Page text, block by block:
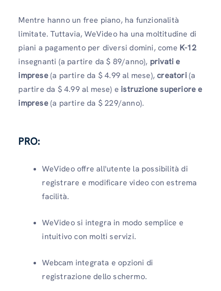
Mentre hanno un free piano, ha funzionalità
limitate. Tuttavia, WeVideo ha una moltitudine di
piani a pagamento per diversi domini, come K-12
insegnanti (a partire da $ 89/anno), privati ​​e
imprese(a partire da $ 4.99 al mese), creatori(a
partire da $ 4.99 al mese) e istruzione superiore e
imprese(a partire da $ 229/anno).
PRO:
WeVideo offre all'utente la possibilità di
registrare e modificare video con estrema
facilità.
WeVideo si integra in modo semplice e
intuitivo con molti servizi.
Webcam integrata e opzioni di
registrazione dello schermo.